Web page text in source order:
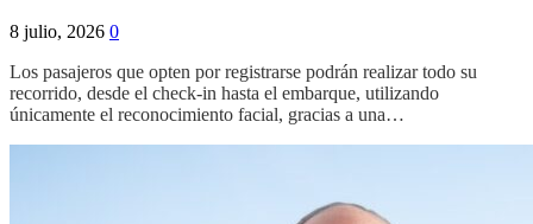
8 julio, 2026 0
Los pasajeros que opten por registrarse podrán realizar todo su
recorrido, desde el check-in hasta el embarque, utilizando
únicamente el reconocimiento facial, gracias a una…